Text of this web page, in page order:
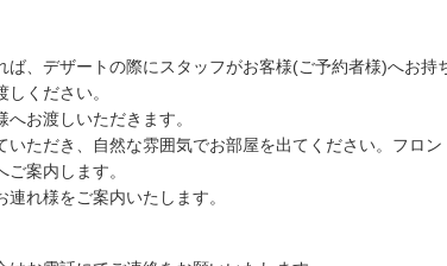
、デザートの際にスタッフがお客様(ご予約者様)へお持
ください。
お渡しいただきます。
ただき、自然な雰囲気でお部屋を出てください。フロン
案内します。
れ様をご案内いたします。